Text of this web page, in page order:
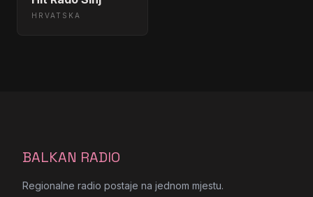
HRVATSKA
BALKAN RADIO
Regionalne radio postaje na jednom mjestu.